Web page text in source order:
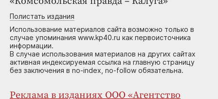
Полистать издания
Использование материалов сайта возможно только в
случае упоминания www.kp40.ru как первоисточника
информации.
В случае использования материалов на других сайтах
активная индексируемая ссылка на главную страницу
без заключения в no-index, no-follow обязательна.
Реклама в изданиях ООО «Агентство